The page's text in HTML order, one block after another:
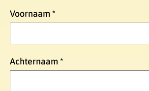
Voornaam *
Achternaam *